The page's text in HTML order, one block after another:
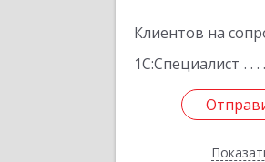
Клиентов на
1С:Специалист